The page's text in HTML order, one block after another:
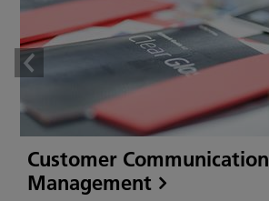
Customer Communication
Management